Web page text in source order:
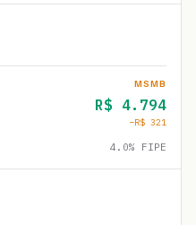
MSMB
R$ 4.794
−R$ 321
4.0% FIPE